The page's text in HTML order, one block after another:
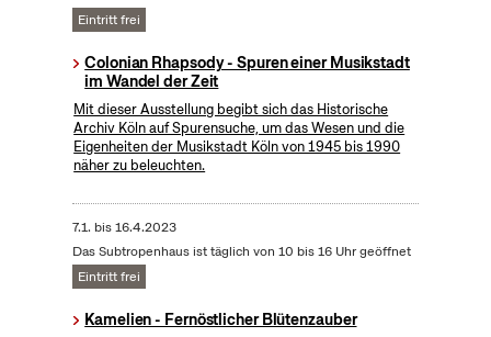
Eintritt frei
Colonian Rhapsody - Spuren einer Musikstadt
im Wandel der Zeit
Mit dieser Ausstellung begibt sich das Historische
Archiv Köln auf Spurensuche, um das Wesen und die
Eigenheiten der Musikstadt Köln von 1945 bis 1990
näher zu beleuchten.
7.1. bis16.4.2023
Das Subtropenhaus ist täglich von 10 bis 16 Uhr geöffnet
Eintritt frei
Kamelien - Fernöstlicher Blütenzauber